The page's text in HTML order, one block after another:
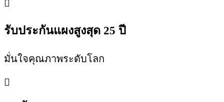
รับประกันแผงสูงสุด 25 ปี
มั่นใจคุณภาพระดับโลก